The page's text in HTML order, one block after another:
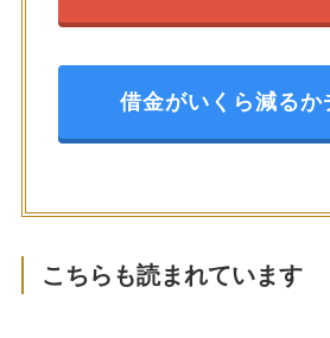
借金がいくら減るか
こちらも読まれています